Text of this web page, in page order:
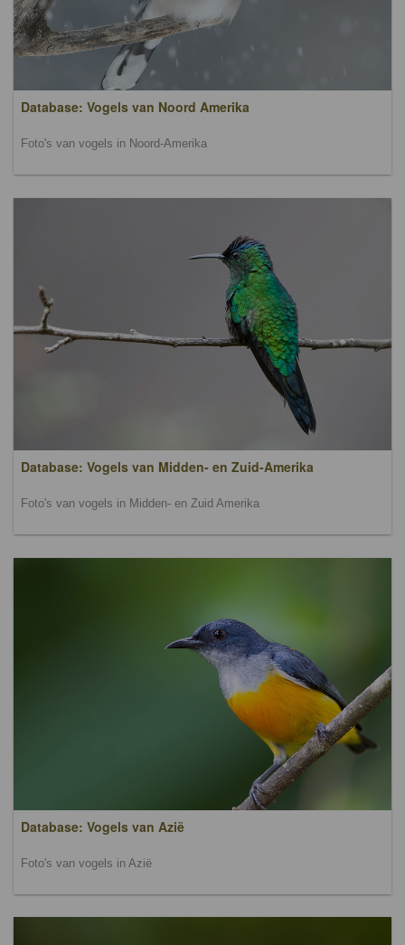
Database: Vogels van Noord Amerika
Foto's van vogels in Noord-Amerika
Database: Vogels van Midden- en Zuid-Amerika
Foto's van vogels in Midden- en Zuid Amerika
Database: Vogels van Azië
Foto's van vogels in Azië